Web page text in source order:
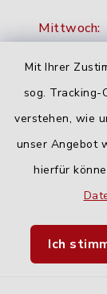
Mit Ihrer
sog. Tracking-
verstehen, wie
unser Angebot
hierfür
Ich
Mittwoch:
Freitag: